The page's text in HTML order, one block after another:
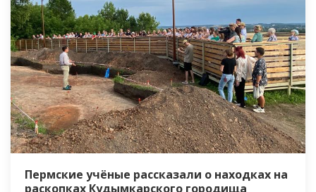
Пермские учёные рассказали о находках на
раскопках Кудымкарского городища